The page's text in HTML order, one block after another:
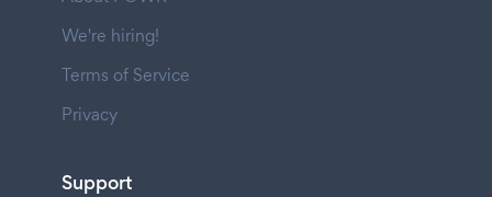
We're hiring!
Terms of Service
Privacy
Support